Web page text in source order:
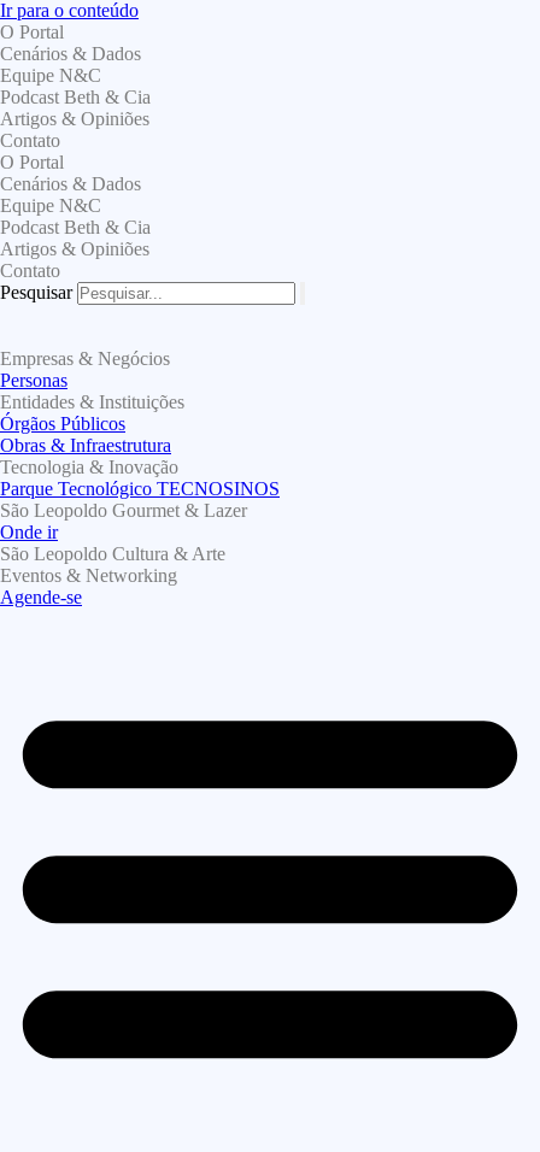
Ir para o conteúdo
O Portal
Cenários & Dados
Equipe N&C
Podcast Beth & Cia
Artigos & Opiniões
Contato
O Portal
Cenários & Dados
Equipe N&C
Podcast Beth & Cia
Artigos & Opiniões
Contato
Pesquisar
Empresas & Negócios
Personas
Entidades & Instituições
Órgãos Públicos
Obras & Infraestrutura
Tecnologia & Inovação
Parque Tecnológico TECNOSINOS
São Leopoldo Gourmet & Lazer
Onde ir
São Leopoldo Cultura & Arte
Eventos & Networking
Agende-se